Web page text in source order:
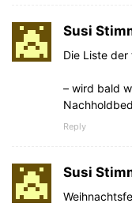
Susi
Die Liste
– wird bald
Reply
Susi